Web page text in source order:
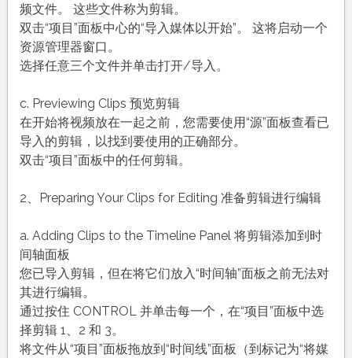
频文件。 这些文件称为剪辑。
双击“项目”面板中心的“导入媒体以开始”。 这将启动一个
资源管理器窗口。
选择任意三个文件并单击打开/导入。
c. Previewing Clips 预览剪辑
在开始将视频放在一起之前，您需要使用“源”面板查看已
导入的剪辑，以找到要使用的正确部分。
双击“项目”面板中的任何剪辑。
2、Preparing Your Clips for Editing 准备剪辑进行编辑
a. Adding Clips to the Timeline Panel 将剪辑添加到时
间轴面板
您已导入剪辑，但在将它们放入“时间轴”面板之前无法对
其进行编辑。
通过按住 CONTROL 并单击每一个，在“项目”面板中选
择剪辑 1、2 和 3。
将文件从“项目”面板拖放到“时间线”面板（到标记为“将媒